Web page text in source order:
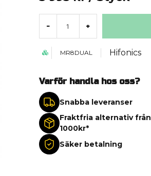
- +
MR8DUAL Hifonics
Varför handla hos oss?
Snabba leveranser
Fraktfria alternativ från
1000kr*
Säker betalning